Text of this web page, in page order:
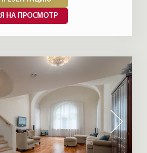
НА ПРОСМОТР